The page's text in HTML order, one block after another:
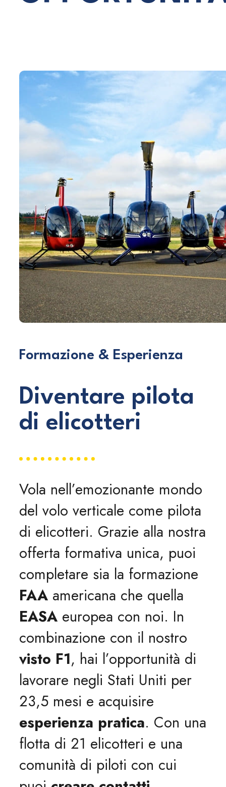
Formazione & Esperienza
Diventare pilota
di elicotteri
Vola nell’emozionante mondo
del volo verticale come pilota
di elicotteri. Grazie alla nostra
offerta formativa unica, puoi
completare sia la formazione
FAA americana che quella
EASA europea con noi. In
combinazione con il nostro
visto F1, hai l’opportunità di
lavorare negli Stati Uniti per
23,5 mesi e acquisire
esperienza pratica. Con una
flotta di 21 elicotteri e una
comunità di piloti con cui